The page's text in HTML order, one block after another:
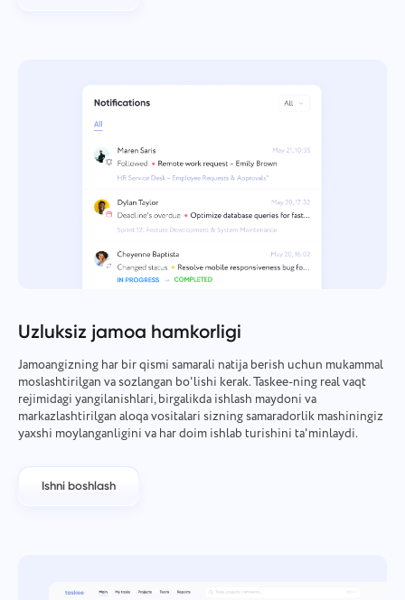
Uzluksiz jamoa hamkorligi
Jamoangizning har bir qismi samarali natija berish uchun mukammal
moslashtirilgan va sozlangan bo'lishi kerak. Taskee-ning real vaqt
rejimidagi yangilanishlari, birgalikda ishlash maydoni va
markazlashtirilgan aloqa vositalari sizning samaradorlik mashiningiz
yaxshi moylanganligini va har doim ishlab turishini ta'minlaydi.
Ishni boshlash